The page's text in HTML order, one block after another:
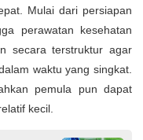
Mulai dari persiapan
perawatan kesehatan
secara terstruktur agar
waktu yang singkat.
pemula pun dapat
kecil.